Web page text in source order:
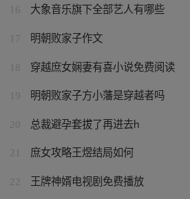
16 大象音乐旗下全部艺人有哪些
17 明朝败家子作文
18 穿越庶女娴妻有喜小说免费阅读
19 明朝败家子方小藩是穿越者吗
20 总裁避孕套拔了再进去h
21 庶女攻略王煜结局如何
22 王牌神婿电视剧免费播放